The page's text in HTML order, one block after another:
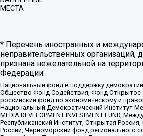
МЕСТА
* Перечень иностранных и
неправительственных организаций,
признана нежелательной на
Федерации:
Национальный фонд в поддержку
Общество Фонд Содействия, Фонд Открытое
российский фонд по экономическому и
Национальный Демократический Институт
MEDIA DEVELOPMENT INVESTMENT FUND,
Республиканский Институт, Открытая
России, Черноморский фонд регионального